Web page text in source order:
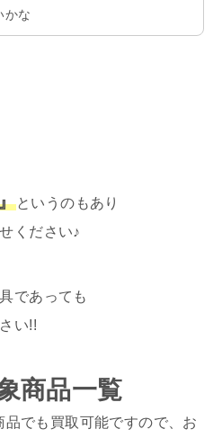
かな
というのもあり
ください♪
であっても
い!!
商品一覧
でも買取可能ですので、お